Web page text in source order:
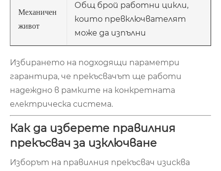
Механичен
живот
Общ брой работни цикли,
които превключвателят
може да изпълни
Избирането на подходящи параметри
гарантира, че прекъсвачът ще работи
надеждно в рамките на конкретната
електрическа система.
Как да изберете правилния
прекъсвач за изключване
Изборът на правилния прекъсвач изисква